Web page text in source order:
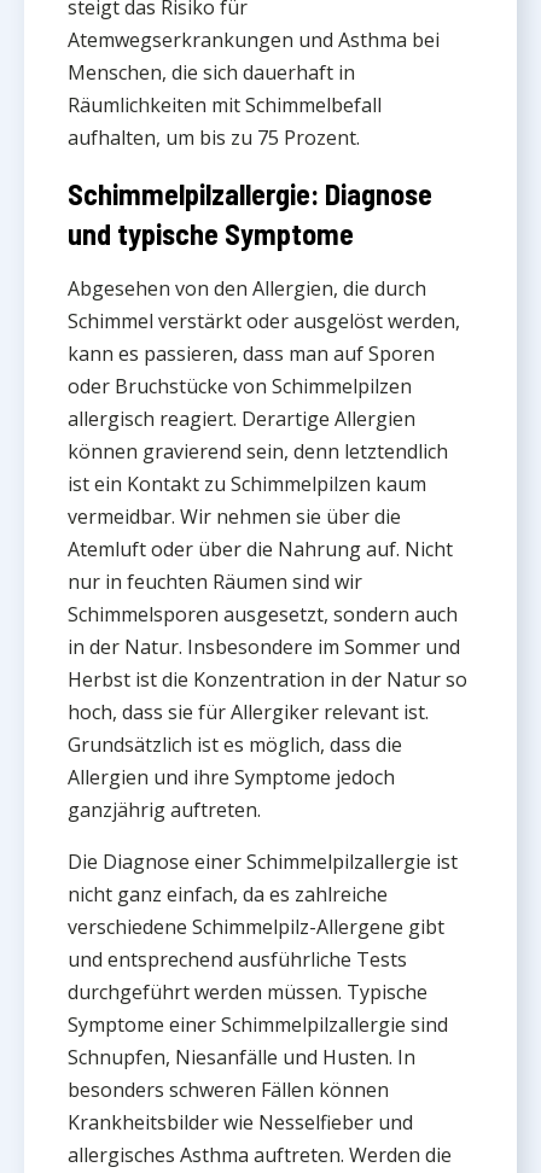
steigt das Risiko für
Atemwegserkrankungen und Asthma bei
Menschen, die sich dauerhaft in
Räumlichkeiten mit Schimmelbefall
aufhalten, um bis zu 75 Prozent.
Schimmelpilzallergie: Diagnose
und typische Symptome
Abgesehen von den Allergien, die durch
Schimmel verstärkt oder ausgelöst werden,
kann es passieren, dass man auf Sporen
oder Bruchstücke von Schimmelpilzen
allergisch reagiert. Derartige Allergien
können gravierend sein, denn letztendlich
ist ein Kontakt zu Schimmelpilzen kaum
vermeidbar. Wir nehmen sie über die
Atemluft oder über die Nahrung auf. Nicht
nur in feuchten Räumen sind wir
Schimmelsporen ausgesetzt, sondern auch
in der Natur. Insbesondere im Sommer und
Herbst ist die Konzentration in der Natur so
hoch, dass sie für Allergiker relevant ist.
Grundsätzlich ist es möglich, dass die
Allergien und ihre Symptome jedoch
ganzjährig auftreten.
Die Diagnose einer Schimmelpilzallergie ist
nicht ganz einfach, da es zahlreiche
verschiedene Schimmelpilz-Allergene gibt
und entsprechend ausführliche Tests
durchgeführt werden müssen. Typische
Symptome einer Schimmelpilzallergie sind
Schnupfen, Niesanfälle und Husten. In
besonders schweren Fällen können
Krankheitsbilder wie Nesselfieber und
allergisches Asthma auftreten. Werden die